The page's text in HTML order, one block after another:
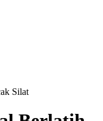
Silat